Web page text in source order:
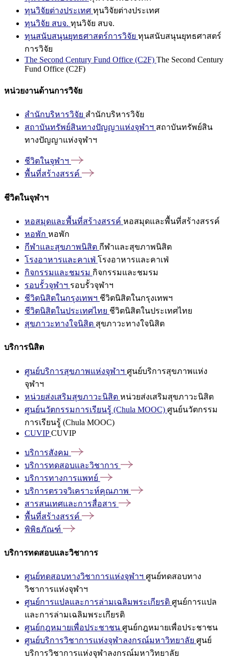
ทุนวิจัยต่างประเทศ ทุนวิจัยต่างประเทศ
ทุนวิจัย สบจ. ทุนวิจัย สบจ.
ทุนสนับสนุนยุทธศาสตร์การวิจัย ทุนสนับสนุนยุทธศาสตร์
การวิจัย
The Second Century Fund Office (C2F) The Second Century
Fund Office (C2F)
หน่วยงานด้านการวิจัย
สำนักบริหารวิจัย สำนักบริหารวิจัย
สถาบันทรัพย์สินทางปัญญาแห่งจุฬาฯ สถาบันทรัพย์สิน
ทางปัญญาแห่งจุฬาฯ
ชีวิตในจุฬาฯ
พื้นที่สร้างสรรค์
ชีวิตในจุฬาฯ
หอสมุดและพื้นที่สร้างสรรค์ หอสมุดและพื้นที่สร้างสรรค์
หอพัก หอพัก
กีฬาและสุขภาพนิสิต กีฬาและสุขภาพนิสิต
โรงอาหารและคาเฟ่ โรงอาหารและคาเฟ่
กิจกรรมและชมรม กิจกรรมและชมรม
รอบรั้วจุฬาฯ รอบรั้วจุฬาฯ
ชีวิตนิสิตในกรุงเทพฯ ชีวิตนิสิตในกรุงเทพฯ
ชีวิตนิสิตในประเทศไทย ชีวิตนิสิตในประเทศไทย
สุขภาวะทางใจนิสิต สุขภาวะทางใจนิสิต
บริการนิสิต
ศูนย์บริการสุขภาพแห่งจุฬาฯ ศูนย์บริการสุขภาพแห่ง
จุฬาฯ
หน่วยส่งเสริมสุขภาวะนิสิต หน่วยส่งเสริมสุขภาวะนิสิต
ศูนย์นวัตกรรมการเรียนรู้ (Chula MOOC) ศูนย์นวัตกรรม
การเรียนรู้ (Chula MOOC)
CUVIPCUVIP
บริการสังคม
บริการทดสอบและวิชาการ
บริการทางการแพทย์
บริการตรวจวิเคราะห์คุณภาพ
สารสนเทศและการสื่อสาร
พื้นที่สร้างสรรค์
พิพิธภัณฑ์
บริการทดสอบและวิชาการ
ศูนย์ทดสอบทางวิชาการแห่งจุฬาฯ ศูนย์ทดสอบทาง
วิชาการแห่งจุฬาฯ
ศูนย์การแปลและการล่ามเฉลิมพระเกียรติ ศูนย์การแปล
และการล่ามเฉลิมพระเกียรติ
ศูนย์กฎหมายเพื่อประชาชน ศูนย์กฎหมายเพื่อประชาชน
ศูนย์บริการวิชาการแห่งจุฬาลงกรณ์มหาวิทยาลัย ศูนย์
บริการวิชาการแห่งจุฬาลงกรณ์มหาวิทยาลัย